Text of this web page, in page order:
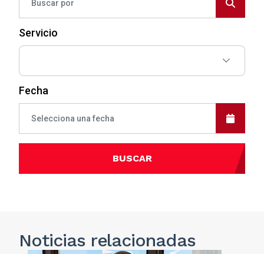
Servicio
Fecha
BUSCAR
Noticiasrelacionadas